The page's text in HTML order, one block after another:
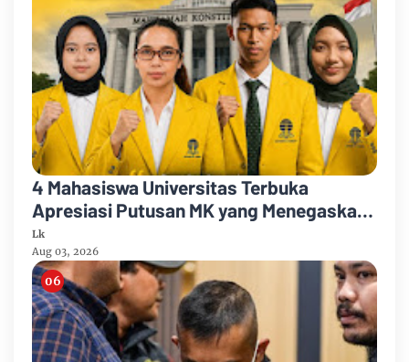
4 Mahasiswa Universitas Terbuka
Apresiasi Putusan MK yang Menegaskan
Pilkada Tetap Dipilih Langsung oleh
Rakyat
Lk
Aug 03, 2026